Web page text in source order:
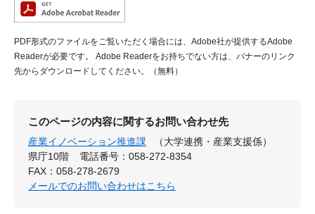
PDF形式のファイルをご覧いただく場合には、Adobe社が提供するAdobe
Readerが必要です。
Adobe Readerをお持ちでない方は、バナーのリンク
先からダウンロードしてください。（無料）
このページの内容に関するお問い合わせ先
産業イノベーション推進課
（大学連携・産業支援係）
県庁10階
電話番号：058-272-8354
FAX：058-278-2679
メールでのお問い合わせはこちら